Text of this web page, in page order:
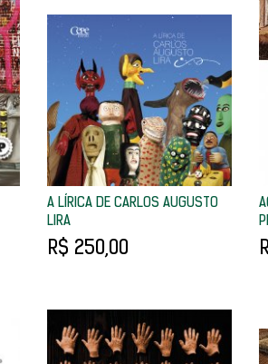
A LÍRICA DE CARLOS AUGUSTO
LIRA
R$ 250,00